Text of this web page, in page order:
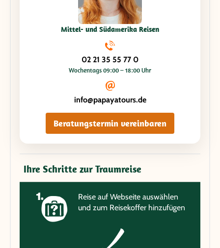
Mittel- und Südamerika Reisen
02 21 35 55 77 0
Wochentags 09:00 – 18:00 Uhr
info@papayatours.de
Beratungstermin vereinbaren
Ihre Schritte zur Traumreise
Reise auf Webseite auswählen
und zum Reisekoffer hinzufügen